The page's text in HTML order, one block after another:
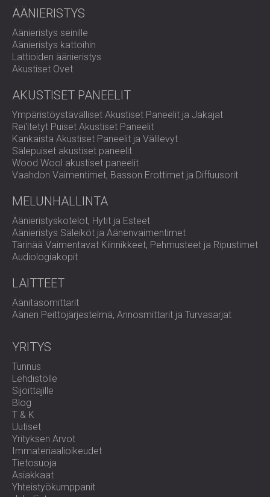
Mukavampi ympäristö useiden tiimien päivittäiseen
käyttöön.
Asiakas oli erittäin tyytyväinen lopputulokseen ja totesi,
että studion uusittu akustiikka vaikutti positiivisesti eri
osastoihin.
kahdessa eri paksuisessa 3D-suunnittelutoiminnassa.
Akustiikka äänitysstudioissa
Laadukas akustinen käsittely on välttämätöntä
äänitysstudioissa, joissa äänen selkeys ja tarkkuus
tilat vähentävät jälkikaiunta, minimoivat kohinan häiriöt ja
miksaukseen. DECIBELin akustiset ratkaisut lisäävät
tuottavuutta ja varmistavat, että tallenteet täyttävät
korkeimmat ammattistandardit.
ÄÄNIERISTYS
Äänieristys seinille
Äänieristys kattoihin
Lattioiden äänieristys
Akustiset Ovet
AKUSTISET PANEELIT
Ympäristöystävälliset Akustiset Paneelit ja Jakajat
Rei'itetyt Puiset Akustiset Paneelit
Kankaista Akustiset Paneelit ja Välilevyt
Sälepuiset akustiset paneelit
Wood Wool akustiset paneelit
Vaahdon Vaimentimet, Basson Erottimet ja Diffuusorit
MELUNHALLINTA
Äänieristyskotelot, Hytit ja Esteet
Äänieristys Säleiköt ja Äänenvaimentimet
Tärinää Vaimentavat Kiinnikkeet, Pehmusteet ja Ripustimet
Audiologiakopit
LAITTEET
Äänitasomittarit
Äänen Peittojärjestelmä, Annosmittarit ja Turvasarjat
YRITYS
Tunnus
Lehdistölle
Sijoittajille
Blog
T & K
Uutiset
Yrityksen Arvot
Immateriaalioikeudet
Tietosuoja
Asiakkaat
Yhteistyökumppanit